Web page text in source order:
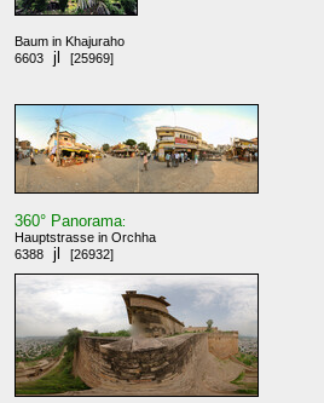
Baum in Khajuraho
6603
jl [25969]
360° Panorama:
Hauptstrasse in Orchha
6388
jl [26932]